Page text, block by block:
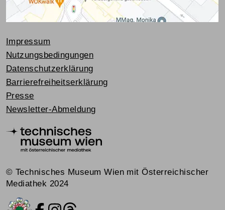
Impressum
Nutzungsbedingungen
Datenschutzerklärung
Barrierefreiheitserklärung
Presse
Newsletter-Abmeldung
© Technisches Museum Wien mit Österreichischer
Mediathek 2024